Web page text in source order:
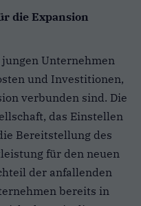
die Expansion
Unternehmen
und Investitionen,
verbunden sind. Die
das Einstellen
Bereitstellung des
für den neuen
der anfallenden
bereits in